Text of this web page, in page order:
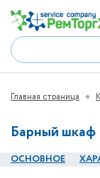
Главная страница
Барный шкаф
ОСНОВНОЕ